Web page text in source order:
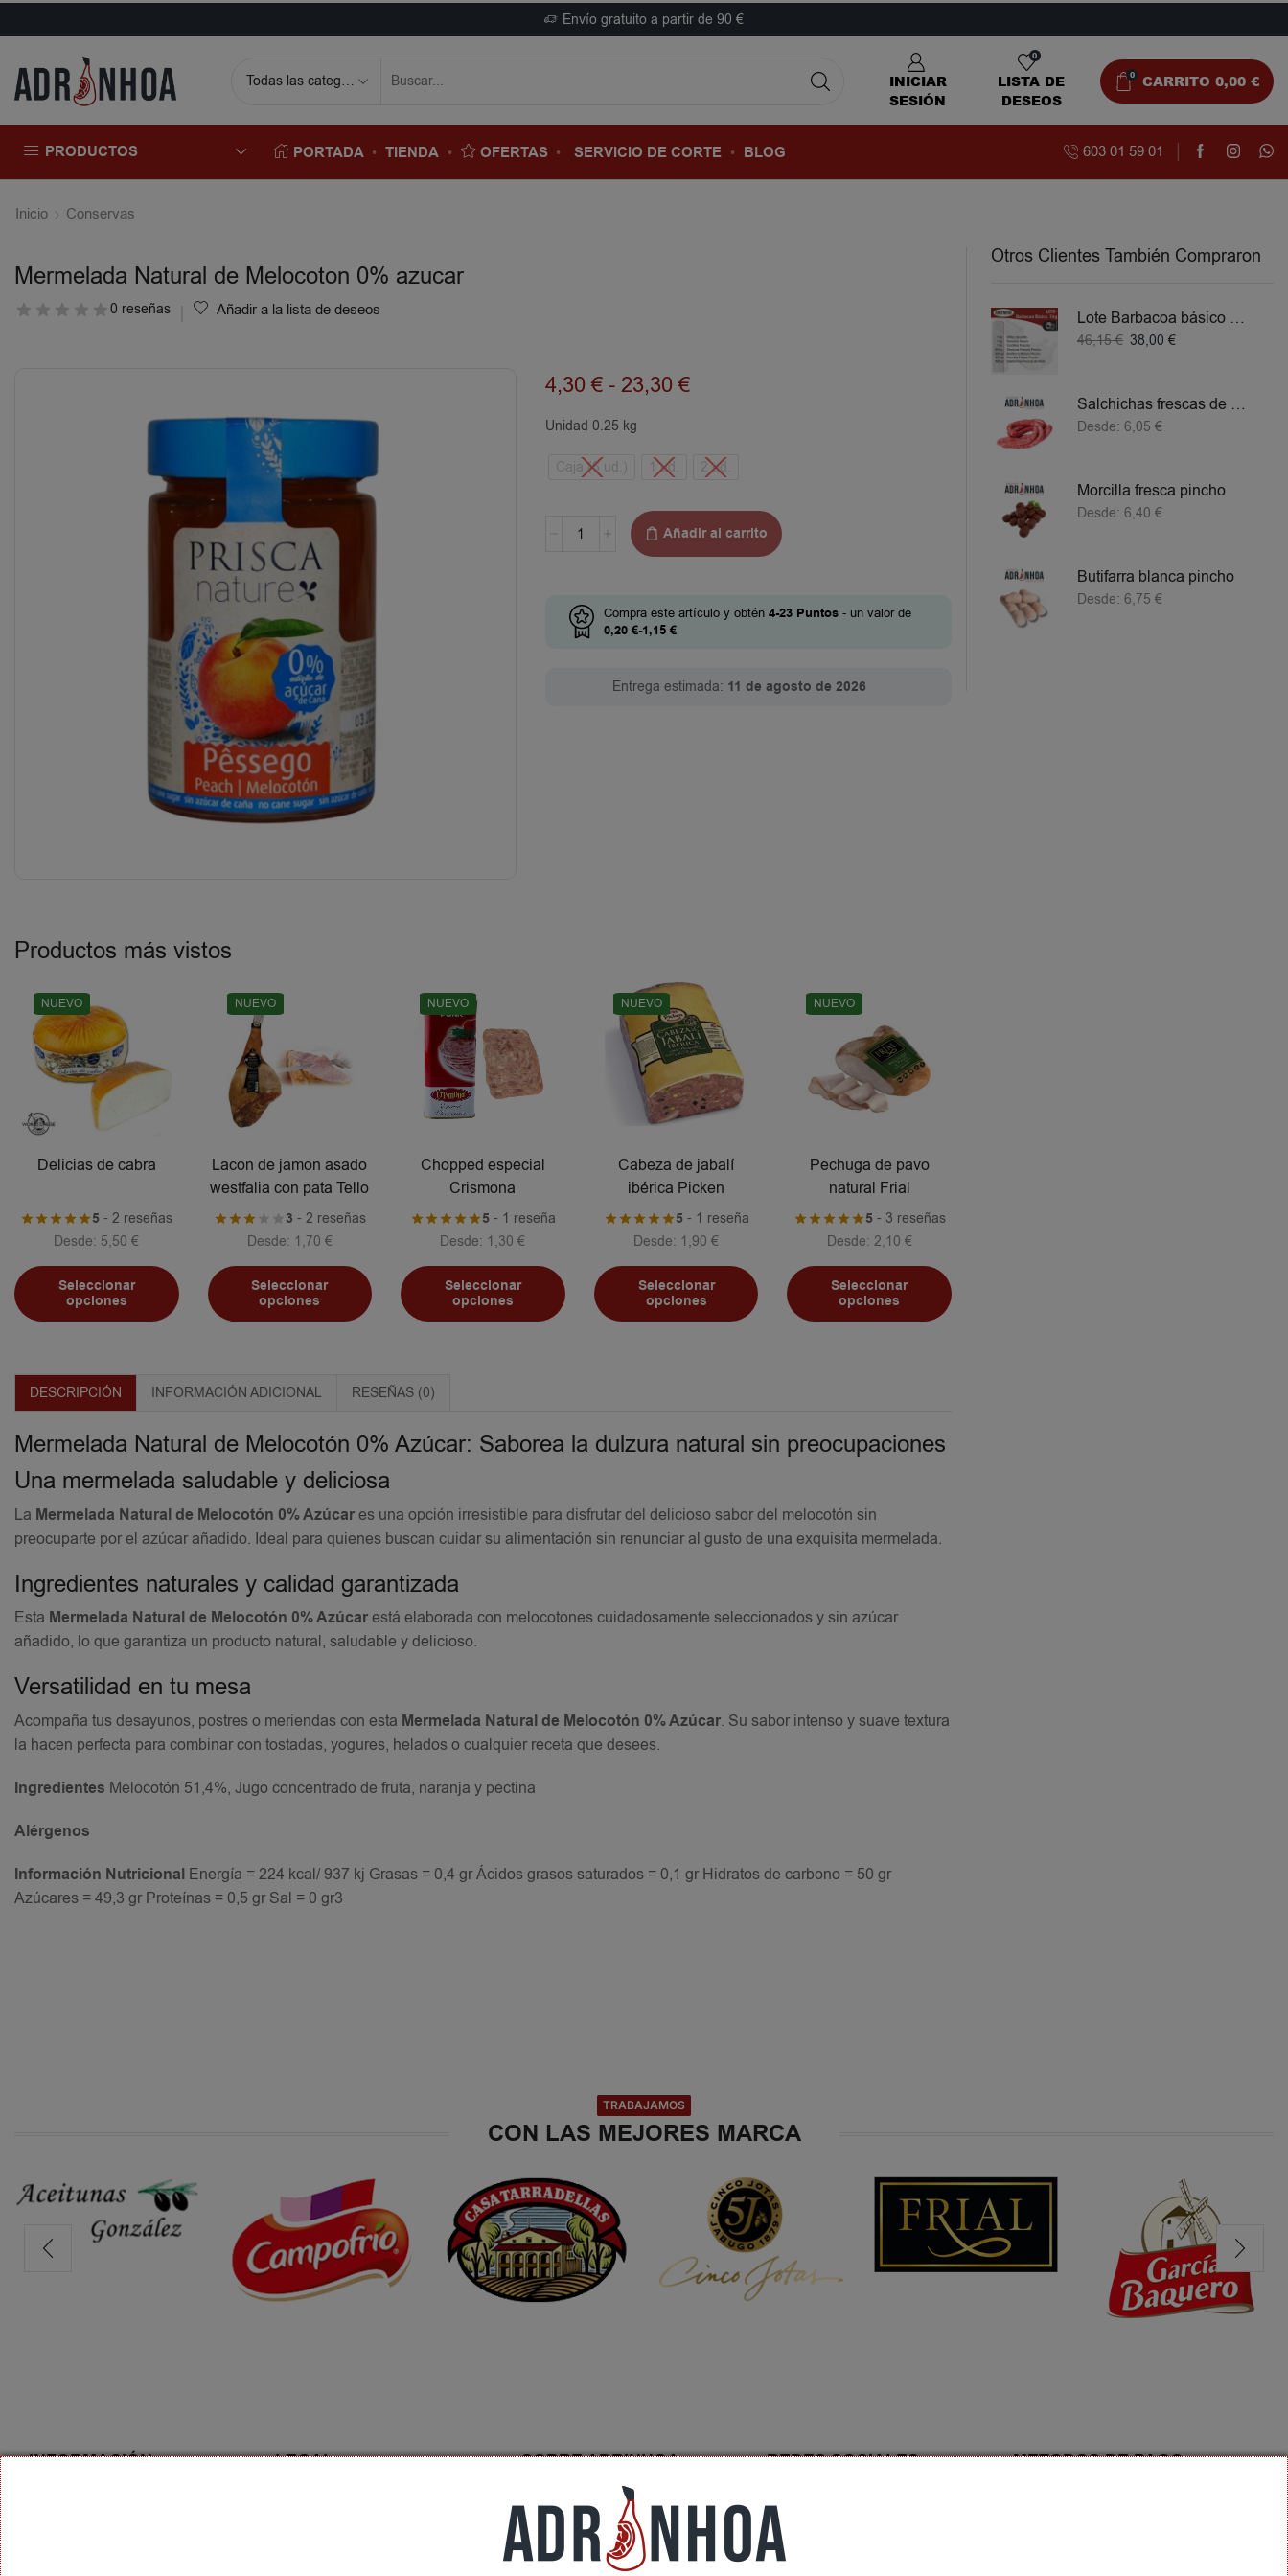
Envío gratuito a partir de 90 €
INICIAR
SESIÓN
0
LISTA DE
DESEOS
0 CARRITO 0,00 €
PRODUCTOS PORTADA TIENDA OFERTAS SERVICIO DE CORTE BLOG 603 01 59 01
Inicio Conservas
Mermelada Natural de Melocoton 0% azucar
0 reseñas Añadir a la lista de deseos
4,30€ - 23,30€
Unidad 0.25 kg
Caja (6 ud.) 1 ud. 2 ud.
Añadir al carrito
Compra este artículo y obtén4-23 Puntos - un valor de
0,20€-1,15€
Entrega estimada: 11 de agosto de 2026
Productos más vistos
NUEVO
Delicias de cabra
5 - 2 reseñas
Desde: 5,50€
Seleccionar
opciones
NUEVO
Lacon de jamon asado
westfalia con pata Tello
3 - 2 reseñas
Desde: 1,70 €
Seleccionar
opciones
NUEVO
Chopped especial
Crismona
5- 1 reseña
Desde: 1,30€
Seleccionar
opciones
NUEVO
Cabeza de jabalí
ibérica Picken
5- 1 reseña
Desde: 1,90€
Seleccionar
opciones
NUEVO
Pechuga de pavo
natural Frial
5- 3 reseñas
Desde: 2,10 €
Seleccionar
opciones
DESCRIPCIÓN INFORMACIÓN ADICIONAL RESEÑAS (0)
Mermelada Natural de Melocotón 0% Azúcar: Saborea la dulzura natural sin preocupaciones
Una mermelada saludable y deliciosa
La Mermelada Natural de Melocotón 0% Azúcares una opción irresistible para disfrutar del delicioso sabor del melocotón sin
preocuparte por el azúcar añadido. Ideal para quienes buscan cuidar su alimentación sin renunciar al gusto de una exquisita mermelada.
Ingredientes naturales y calidad garantizada
Esta Mermelada Natural de Melocotón 0% Azúcarestá elaborada con melocotones cuidadosamente seleccionados y sin azúcar
añadido, lo que garantiza un producto natural, saludable y delicioso.
Versatilidad en tu mesa
Acompaña tus desayunos, postres o meriendas con esta Mermelada Natural de Melocotón 0% Azúcar. Su sabor intenso y suave textura
la hacen perfecta para combinar con tostadas, yogures, helados o cualquier receta que desees.
Ingredientes Melocotón 51,4%, Jugo concentrado de fruta, naranja y pectina
Alérgenos
Información Nutricional Energía = 224 kcal/ 937 kj Grasas = 0,4 gr Ácidos grasos saturados = 0,1 gr Hidratos de carbono = 50 gr
Azúcares = 49,3 gr Proteínas = 0,5 gr Sal = 0 gr3
Otros Clientes También Compraron
Lote Barbacoa básico 5 KG
46,15€ 38,00 €
Salchichas frescas de Pollo
Desde: 6,05 €
Morcilla fresca pincho
Desde: 6,40 €
Butifarra blanca pincho
Desde: 6,75 €
TRABAJAMOS
CON LAS MEJORES MARCA
INFORMACIÓN LEGAL SOBRE ADRINHOA
Conócenos
Contactar
REDES SOCIALES METODOS DE PAGO